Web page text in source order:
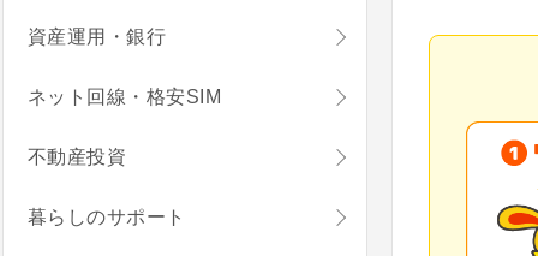
資産運用・銀行
ネット回線・格安SIM
不動産投資
暮らしのサポート